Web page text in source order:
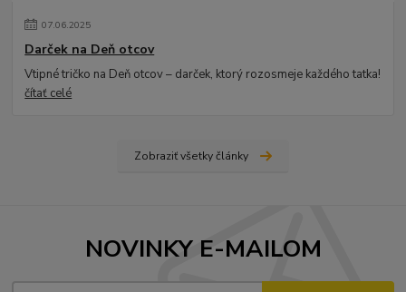
07.06.2025
Darček na Deň otcov
Vtipné tričko na Deň otcov – darček, ktorý rozosmeje každého tatka!
čítať celé
Zobraziť všetky články
NOVINKY E-MAILOM